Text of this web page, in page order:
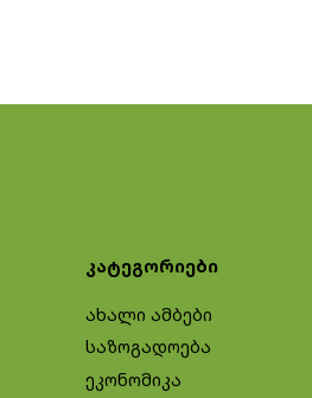
კატეგორიები
ახალი ამბები
საზოგადოება
ეკონომიკა